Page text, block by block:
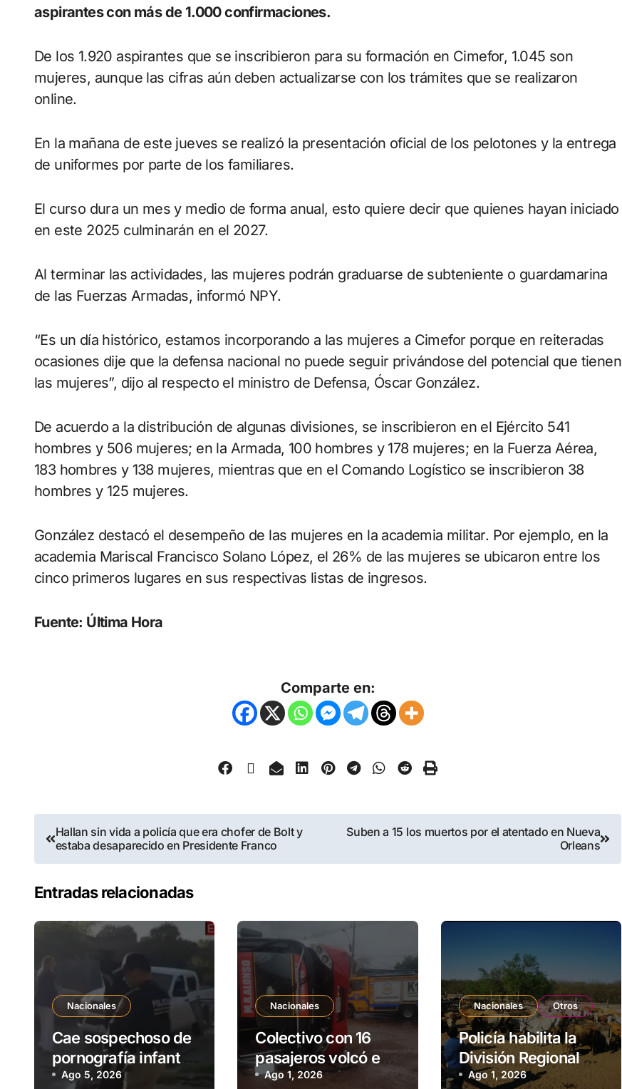
aspirantes con más de 1.000 confirmaciones.
De los 1.920 aspirantes que se inscribieron para su formación en Cimefor, 1.045 son
mujeres, aunque las cifras aún deben actualizarse con los trámites que se realizaron
online.
En la mañana de este jueves se realizó la presentación oficial de los pelotones y la entrega
de uniformes por parte de los familiares.
El curso dura un mes y medio de forma anual, esto quiere decir que quienes hayan iniciado
en este 2025 culminarán en el 2027.
Al terminar las actividades, las mujeres podrán graduarse de subteniente o guardamarina
de las Fuerzas Armadas, informó NPY.
“Es un día histórico, estamos incorporando a las mujeres a Cimefor porque en reiteradas
ocasiones dije que la defensa nacional no puede seguir privándose del potencial que tienen
las mujeres”, dijo al respecto el ministro de Defensa, Óscar González.
De acuerdo a la distribución de algunas divisiones, se inscribieron en el Ejército 541
hombres y 506 mujeres; en la Armada, 100 hombres y 178 mujeres; en la Fuerza Aérea,
183 hombres y 138 mujeres, mientras que en el Comando Logístico se inscribieron 38
hombres y 125 mujeres.
González destacó el desempeño de las mujeres en la academia militar. Por ejemplo, en la
academia Mariscal Francisco Solano López, el 26% de las mujeres se ubicaron entre los
cinco primeros lugares en sus respectivas listas de ingresos.
Fuente: Última Hora
Comparte en:
Hallan sin vida a policía que era chofer de Bolt y
estaba desaparecido en Presidente Franco
Suben a 15 los muertos por el atentado en Nueva
Orleans
Entradas relacionadas
Nacionales
Cae sospechoso de
pornografía infantil
y tenencia de
Ago 5, 2026
Nacionales
Colectivo con 16
pasajeros volcó en
la ciudad de J.
Ago 1, 2026
Nacionales Otros
Policía habilita la
División Regional de
Lucha contra el
Ago 1, 2026